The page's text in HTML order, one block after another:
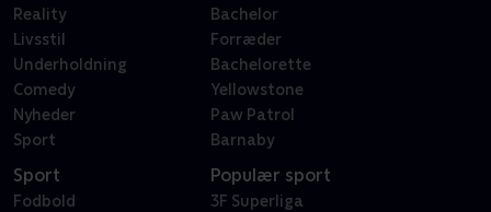
Reality
Livsstil
Underholdning
Comedy
Nyheder
Sport
Bachelor
Forræder
Bachelorette
Yellowstone
Paw Patrol
Barnaby
Sport
Fodbold
Populær sport
3F Superliga